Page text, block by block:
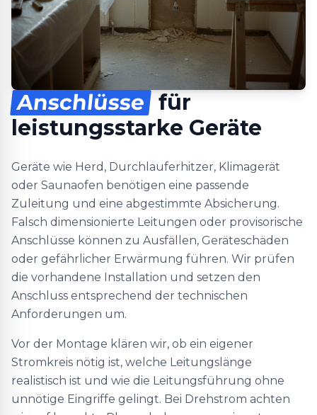
Anschlüsse für
leistungsstarke Geräte
Geräte wie Herd, Durchlauferhitzer, Klimagerät
oder Saunaofen benötigen eine passende
Zuleitung und eine abgestimmte Absicherung.
Falsch dimensionierte Leitungen oder provisorische
Anschlüsse können zu Ausfällen, Geräteschäden
oder gefährlicher Erwärmung führen. Wir prüfen
die vorhandene Installation und setzen den
Anschluss entsprechend der technischen
Anforderungen um.
Vor der Montage klären wir, ob ein eigener
Stromkreis nötig ist, welche Leitungslänge
realistisch ist und wie die Leitungsführung ohne
unnötige Eingriffe gelingt. Bei Drehstrom achten